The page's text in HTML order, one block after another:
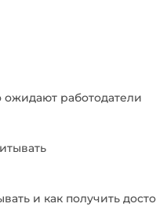
ожидают работодатели
и как получить